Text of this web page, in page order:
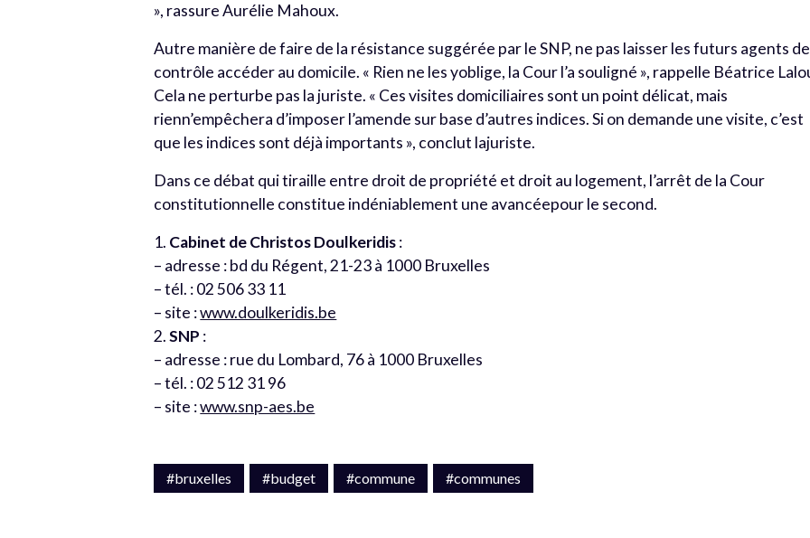
», rassure Aurélie Mahoux.
Autre manière de faire de la résistance suggérée par le SNP, ne pas laisser les futurs agents de
contrôle accéder au domicile. « Rien ne les yoblige, la Cour l’a souligné », rappelle Béatrice
Cela ne perturbe pas la juriste. « Ces visites domiciliaires sont un point délicat, mais
rienn’empêchera d’imposer l’amende sur base d’autres indices. Si on demande une visite, c’est
que les indices sont déjà importants », conclut lajuriste.
Dans ce débat qui tiraille entre droit de propriété et droit au logement, l’arrêt de la Cour
constitutionnelle constitue indéniablement une avancéepour le second.
1. Cabinet de Christos Doulkeridis:
– adresse : bd du Régent, 21-23 à 1000 Bruxelles
– tél. : 02 506 33 11
– site :www.doulkeridis.be
2.SNP :
– adresse : rue du Lombard, 76 à 1000 Bruxelles
– tél. : 02 512 31 96
– site :www.snp-aes.be
#bruxelles #budget #commune #communes